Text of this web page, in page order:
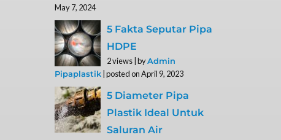
May 7, 2024
5 Fakta Seputar Pipa
HDPE
2 views byAdmin
Pipaplastik posted on April 9, 2023
5 Diameter Pipa
Plastik Ideal Untuk
Saluran Air